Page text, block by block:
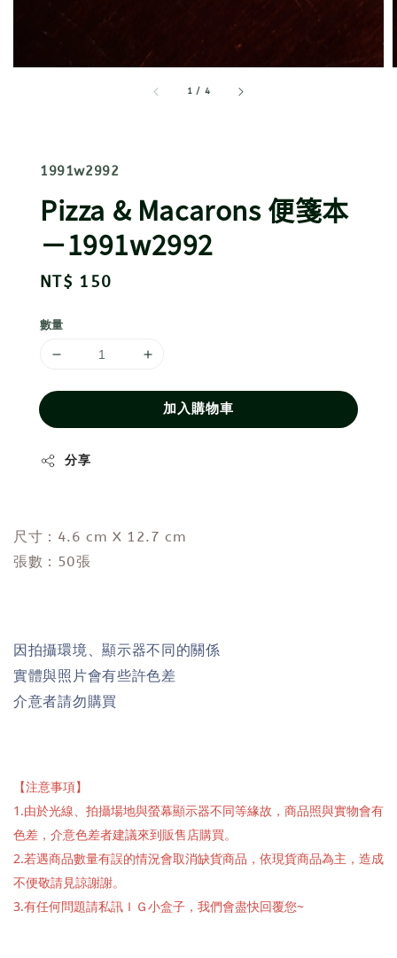
1 / 4
1991w2992
Pizza & Macarons 便箋本
－1991w2992
Regular
NT$ 150
數量
加入購物車
分享
尺寸：4.6 cm X 12.7 cm
張數：50張
因拍攝環境、顯示器不同的關係
實體與照片會有些許色差
介意者請勿購買
【注意事項】
1.由於光線、拍攝場地與螢幕顯示器不同等緣故，商品照與實物會有
色差，介意色差者建議來到販售店購買。
2.若遇商品數量有誤的情況會取消缺貨商品，依現貨商品為主，造成
不便敬請見諒謝謝。
3.有任何問題請私訊ＩＧ小盒子，我們會盡快回覆您~